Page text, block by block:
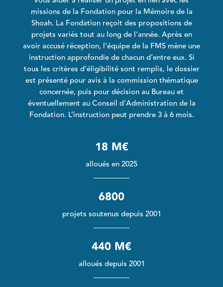
missions de la Fondation pour la Mémoire de la
Shoah. La Fondation reçoit des propositions de
projets variés tout au long de l’année. Après en
avoir accusé réception, l’équipe de la FMS mène une
instruction approfondie de chacun d’entre eux. Si
tous les critères d’éligibilité sont remplis, le dossier
est présenté pour avis à la commission thématique
concernée, puis pour décision au Bureau et
éventuellement au Conseil d’Administration de la
Fondation. L’instruction peut prendre 3 à 6 mois.
18 M€
alloués en 2025
6800
projets soutenus depuis 2001
440 M€
alloués depuis 2001